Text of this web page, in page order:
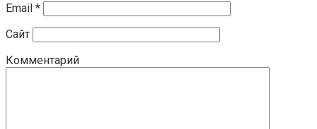
Email *
Сайт
Комментарий